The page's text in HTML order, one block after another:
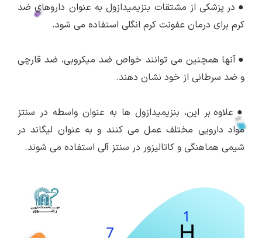
● در پزشکی از مشتقات بنزیمیدازول به عنوان داروهای ضد
کرم برای درمان عفونت کرم انگلی استفاده می شود.
●آنها همچنین می توانند خواص ضد میکروبی، ضد قارچی
و ضد سرطانی از خود نشان دهند.
● علاوه بر این، بنزیمیدازول ها به عنوان واسطه در سنتز
مواد دارویی مختلف عمل می کنند و به عنوان لیگاند در
شیمی هماهنگی و کاتالیزور در سنتز آلی استفاده می شوند.